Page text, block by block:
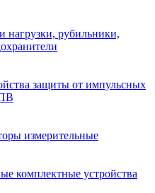
нагрузки, рубильники,
защиты от импульсных
измерительные
комплектные устройства